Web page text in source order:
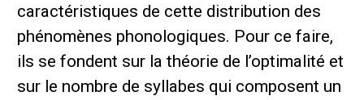
caractéristiques de cette distribution des
phénomènes phonologiques. Pour ce faire,
ils se fondent sur la théorie de l’optimalité et
sur le nombre de syllabes qui composent un